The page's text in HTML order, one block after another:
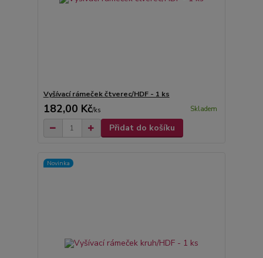
Vyšívací rámeček čtverec/HDF - 1 ks
182,00 Kč/ks Skladem
Přidat do košíku
Novinka